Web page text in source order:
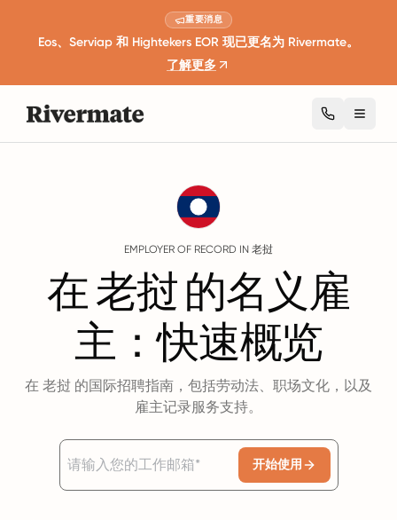
重要消息
Eos、Serviap 和 Hightekers EOR 现已更名为 Rivermate。
了解更多
EMPLOYER OF RECORD IN 老挝
在 老挝 的名义雇
主：快速概览
在 老挝 的国际招聘指南，包括劳动法、职场文化，以及
雇主记录服务支持。
开始使用